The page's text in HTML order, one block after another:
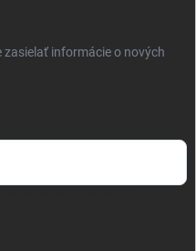
zasielať informácie o nových